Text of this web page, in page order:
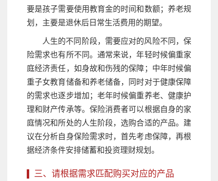
要是孩子需要使用教育金的时间和数额；养老规
划，主要是退休后日常生活费用的期望。
人生的不同阶段，需要应对的风险不同，保
险需求也有所不同。通常来说，年轻时候偏重家
庭经济责任，如身故和伤残的保障；中年时候偏
重子女教育储备和养老储备，同时对于健康保障
的需求也逐步增加；老年时候偏重养老、健康护
理和财产传承等。保险消费者可以根据自身的家
庭情况和所处的人生阶段，选购合适的产品。建
议在分析自身保险需求时，首先考虑保障，再根
据经济条件安排储蓄和投资理财规划。
三、请根据需求匹配购买对应的产品